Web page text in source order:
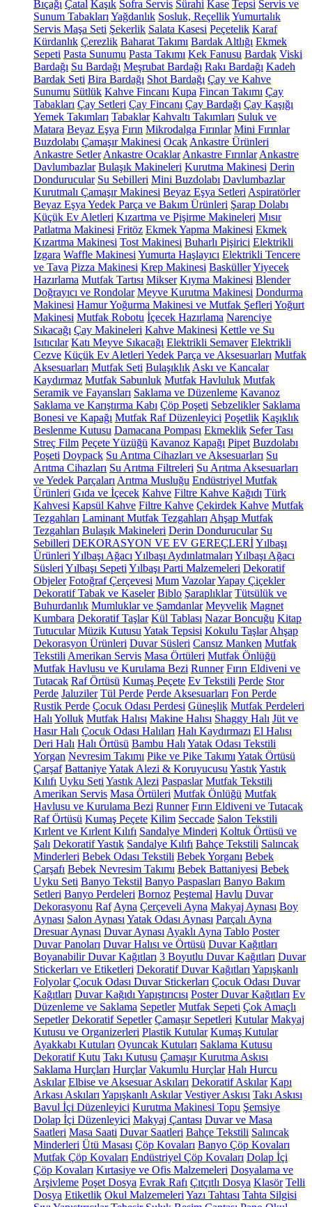
Bıçağı Çatal Kaşık Sofra Servis Sürahi Kase Tepsi Servis ve
Sunum Tabakları Yağdanlık Sosluk, ReçellikYumurtalık
Servis Maşa Seti Şekerlik Salata Kasesi Peçetelik Karaf
Kürdanlık Çerezlik Baharat Takımı Bardak Altlığı Ekmek
Sepeti Pasta Sunumu Pasta Takımı Kek Fanusu Bardak Viski
Bardağı Su Bardağı Meşrubat Bardağı Rakı Bardağı Kadeh
Bardak Seti Bira Bardağı Shot Bardağı Çay ve Kahve
Sunumu Sütlük Kahve Fincanı Kupa Fincan Takımı Çay
Tabakları Çay Setleri Çay Fincanı Çay Bardağı Çay Kaşığı
Yemek Takımları Tabaklar Kahvaltı Takımları Suluk ve
Matara Beyaz Eşya Fırın Mikrodalga Fırınlar Mini Fırınlar
Buzdolabı Çamaşır Makinesi Ocak Ankastre Ürünleri
Ankastre Setler Ankastre Ocaklar Ankastre Fırınlar Ankastre
Davlumbazlar Bulaşık Makineleri Kurutma Makinesi Derin
Dondurucular Su Sebilleri Mini Buzdolabı Davlumbazlar
Kurutmalı Çamaşır Makinesi Beyaz Eşya Setleri Aspiratörler
Beyaz Eşya Yedek Parça ve Bakım Ürünleri Şarap Dolabı
Küçük Ev Aletleri Kızartma ve Pişirme Makineleri Mısır
Patlatma Makinesi Fritöz Ekmek Yapma Makinesi Ekmek
Kızartma Makinesi Tost Makinesi Buharlı Pişirici Elektrikli
Izgara Waffle Makinesi Yumurta Haşlayıcı Elektrikli Tencere
ve Tava Pizza Makinesi Krep Makinesi BasküllerYiyecek
Hazırlama Mutfak Tartısı Mikser Kıyma Makinesi Blender
Doğrayıcı ve Rondolar Meyve Kurutma Makinesi Dondurma
Makinesi Hamur Yoğurma Makinesi ve Mutfak Şefleri Yoğurt
Makinesi Mutfak Robotu İçecek Hazırlama Narenciye
Sıkacağı Çay Makineleri Kahve Makinesi Kettle ve Su
Isıtıcılar Katı Meyve Sıkacağı Elektrikli Semaver Elektrikli
Cezve Küçük Ev Aletleri Yedek Parça ve Aksesuarları Mutfak
Aksesuarları Mutfak Seti Bulaşıklık Askı ve Kancalar
Kaydırmaz Mutfak Sabunluk Mutfak Havluluk Mutfak
Seramik ve Fayansları Saklama ve Düzenleme Kavanoz
Saklama ve Karıştırma Kabı Çöp Poşeti Sebzelikler Saklama
Bonesi ve Kapağı Mutfak Raf Düzenleyici Poşetlik Kaşıklık
Beslenme Kutusu Damacana Pompası Ekmeklik Sefer Tası
Streç Film Peçete Yüzüğü Kavanoz Kapağı Pipet Buzdolabı
Poşeti Doypack Su Arıtma Cihazları ve Aksesuarları Su
Arıtma Cihazları Su Arıtma Filtreleri Su Arıtma Aksesuarları
ve Yedek Parçaları Arıtma Musluğu Endüstriyel Mutfak
Ürünleri Gıda ve İçecek Kahve Filtre Kahve Kağıdı Türk
Kahvesi Kapsül Kahve Filtre Kahve Çekirdek Kahve Mutfak
Tezgahları Laminant Mutfak Tezgahları Ahşap Mutfak
Tezgahları Bulaşık Makineleri Derin Dondurucular Su
Sebilleri DEKORASYON VE EV GEREÇLERİYılbaşı
Ürünleri Yılbaşı Ağacı Yılbaşı Aydınlatmaları Yılbaşı Ağacı
Süsleri Yılbaşı Sepeti Yılbaşı Parti Malzemeleri Dekoratif
Objeler Fotoğraf Çerçevesi Mum VazolarYapay Çiçekler
Dekoratif Tabak ve Kaseler Biblo Şaraplıklar Tütsülük ve
Buhurdanlık Mumluklar ve Şamdanlar Meyvelik Magnet
Kumbara Dekoratif Taşlar Kül Tablası Nazar Boncuğu Kitap
Tutucular Müzik Kutusu Yatak Tepsisi Kokulu Taşlar Ahşap
Dekorasyon Ürünleri Duvar Süsleri Cansız Manken Mutfak
Tekstili Amerikan Servis Masa Örtüleri Mutfak Önlüğü
Mutfak Havlusu ve Kurulama Bezi Runner Fırın Eldiveni ve
Tutacak Raf Örtüsü Kumaş Peçete Ev Tekstili Perde Stor
Perde Jaluziler Tül Perde Perde Aksesuarları Fon Perde
Rustik Perde Çocuk Odası Perdesi Güneşlik Mutfak Perdeleri
Halı Yolluk Mutfak Halısı Makine Halısı Shaggy Halı Jüt ve
Hasır Halı Çocuk Odası Halıları Halı Kaydırmazı El Halısı
Deri Halı Halı Örtüsü Bambu Halı Yatak Odası Tekstili
Yorgan Nevresim Takımı Pike ve Pike Takımı Yatak Örtüsü
Çarşaf BattaniyeYatak Alezi & Koruyucusu YastıkYastık
Kılıfı Uyku Seti Yastık Alezi Paspaslar Mutfak Tekstili
Amerikan Servis Masa Örtüleri Mutfak Önlüğü Mutfak
Havlusu ve Kurulama Bezi Runner Fırın Eldiveni ve Tutacak
Raf Örtüsü Kumaş Peçete Kilim Seccade Salon Tekstili
Kırlent ve Kırlent Kılıfı Sandalye Minderi Koltuk Örtüsü ve
Şalı Dekoratif Yastık Sandalye Kılıfı Bahçe Tekstili Salıncak
Minderleri Bebek Odası Tekstili Bebek Yorganı Bebek
Çarşafı Bebek Nevresim Takımı Bebek Battaniyesi Bebek
Uyku Seti Banyo Tekstil Banyo Paspasları Banyo Bakım
Setleri Banyo Perdeleri Bornoz Peştemal Havlu Duvar
Dekorasyonu Raf Ayna Çerçeveli Ayna Makyaj Aynası Boy
Aynası Salon Aynası Yatak Odası Aynası Parçalı Ayna
Dresuar Aynası Duvar Aynası Ayaklı Ayna Tablo Poster
Duvar Panoları Duvar Halısı ve Örtüsü Duvar Kağıtları
Boyanabilir Duvar Kağıtları 3 Boyutlu Duvar Kağıtları Duvar
Stickerları ve Etiketleri Dekoratif Duvar Kağıtları Yapışkanlı
Folyolar Çocuk Odası Duvar Stickerları Çocuk Odası Duvar
Kağıtları Duvar Kağıdı Yapıştırıcısı Poster Duvar Kağıtları Ev
Düzenleme ve Saklama Sepetler Mutfak Sepeti Çok Amaçlı
Sepetler Dekoratif Sepetler Çamaşır Sepetleri Kutular Makyaj
Kutusu ve Organizerleri Plastik Kutular Kumaş Kutular
Ayakkabı Kutuları Oyuncak Kutuları Saklama Kutusu
Dekoratif Kutu Takı Kutusu Çamaşır Kurutma Askısı
Saklama Hurçları Hurçlar Vakumlu Hurçlar Halı Hurcu
Askılar Elbise ve Aksesuar Askıları Dekoratif Askılar Kapı
Arkası Askıları Yapışkanlı Askılar Vestiyer Askısı Takı Askısı
Bavul İçi Düzenleyici Kurutma Makinesi Topu Şemsiye
Dolap İçi Düzenleyici Makyaj Çantası Duvar ve Masa
Saatleri Masa Saati Duvar Saatleri Bahçe Tekstili Salıncak
Minderleri Ütü Masası Çöp Kovaları Banyo Çöp Kovaları
Mutfak Çöp Kovaları Endüstriyel Çöp Kovaları Dolap İçi
Çöp Kovaları Kırtasiye ve Ofis Malzemeleri Dosyalama ve
Arşivleme Poşet Dosya Evrak Rafı Çıtçıtlı Dosya Klasör Telli
Dosya Etiketlik Okul Malzemeleri Yazı Tahtası Tahta Silgisi